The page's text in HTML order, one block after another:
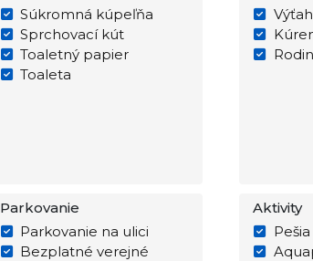
Súkromná kúpeľňa
Sprchovací kút
Toaletný papier
Toaleta
Výťah
Parkovanie
Parkovanie na ulici
Bezplatné verejné
Aktivity